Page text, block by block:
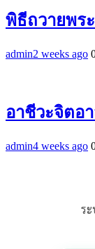
พิธีถวายพร
admin2 weeks ago
อาชีวะจิตอ
admin4 weeks ago
ร